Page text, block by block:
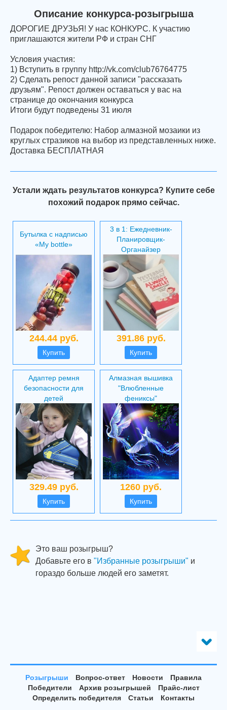
Описание конкурса-розыгрыша
ДОРОГИЕ ДРУЗЬЯ! У нас КОНКУРС. К участию
приглашаются жители РФ и стран СНГ
Условия участия:
1) Вступить в группу http://vk.com/club76764775
2) Сделать репост данной записи "рассказать
друзьям". Репост должен оставаться у вас на
странице до окончания конкурса
Итоги будут подведены 31 июля
Подарок победителю: Набор алмазной мозаики из
круглых стразиков на выбор из представленных ниже.
Доставка БЕСПЛАТНАЯ
Устали ждать результатов конкурса? Купите себе
похожий подарок прямо сейчас.
Бутылка с надписью
«My bottle»
244.44 руб.
Купить
3 в 1: Ежедневник-
Планировщик-
Органайзер
391.86 руб.
Купить
Адаптер ремня
безопасности для
детей
329.49 руб.
Купить
Алмазная вышивка
"Влюбленные
фениксы"
1260 руб.
Купить
Это ваш розыгрыш?
Добавьте его в "Избранные розыгрыши" и
гораздо больше людей его заметят.
Розыгрыши Вопрос-ответ Новости
Правила
Победители
Архив розыгрышей
Прайс-лист
Определить победителя
Статьи
Контакты